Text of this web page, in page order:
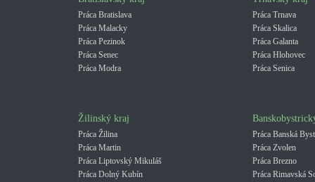
Práca Bratislava
Práca Malacky
Práca Pezinok
Práca Senec
Práca Modra
Práca Trnava
Práca Skalica
Práca Galanta
Práca Hlohovec
Práca Senica
Žilinský kraj
Práca Žilina
Práca Martin
Práca Liptovský Mikuláš
Práca Dolný Kubín
Práca Banská
Práca Zvolen
Práca Brezno
Práca Rimavská